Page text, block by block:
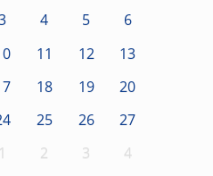
4 5
6
11 12
13
18 19
20
25 26
27
1 2 3 4